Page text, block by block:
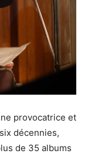
provocatrice et
décennies,
de 35 albums